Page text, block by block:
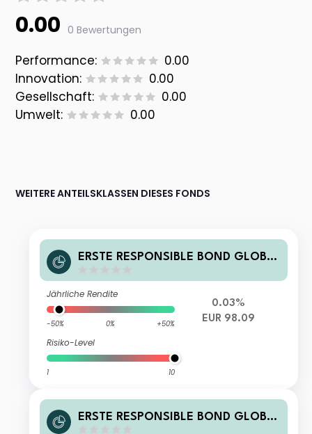
0.00 0 Bewertungen
Performance:
0.00
Innovation:
0.00
Gesellschaft:
0.00
Umwelt:
0.00
WEITERE ANTEILSKLASSEN DIESES FONDS
ERSTE RESPONSIBLE BOND GLOBA
Jährliche Rendite
-50% 0% +50%
Risiko-Level
1 10
0.03%
EUR 98.09
ERSTE RESPONSIBLE BOND GLOBA